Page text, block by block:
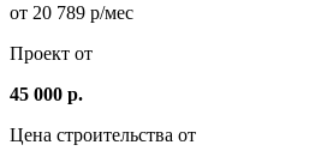
от 20 789 р/мес
Проект от
45 000 р.
Цена строительства от